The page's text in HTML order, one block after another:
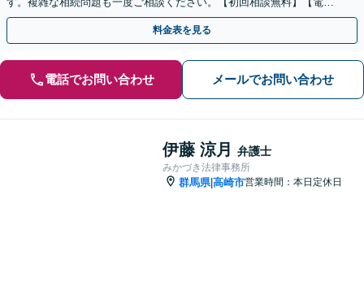
相談可】
料金表を見る
電話でお問い合わせ メールでお問い合わせ
伊藤 涼月 弁護士
みかづき法律事務所
群馬県|高崎市営業時間：本日定休日